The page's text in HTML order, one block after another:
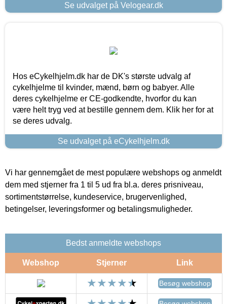
Se udvalget på Velogear.dk
Hos eCykelhjelm.dk har de DK's største udvalg af
cykelhjelme til kvinder, mænd, børn og babyer. Alle
deres cykelhjelme er CE-godkendte, hvorfor du kan
være helt tryg ved at bestille gennem dem. Klik her for at
se deres udvalg.
Se udvalget på eCykelhjelm.dk
Vi har gennemgået de mest populære webshops og anmeldt
dem med stjerner fra 1 til 5 ud fra bl.a. deres prisniveau,
sortimentstørrelse, kundeservice, brugervenlighed,
betingelser, leveringsformer og betalingsmuligheder.
Bedst anmeldte webshops
Webshop Stjerner Link
Besøg webshop